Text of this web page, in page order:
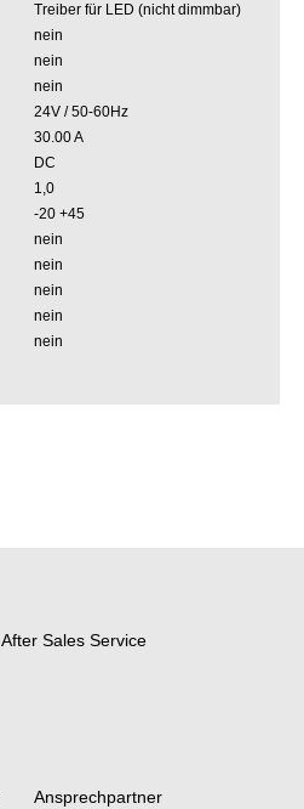
Treiber für LED (nicht dimmbar)
nein
nein
nein
24V / 50-60Hz
30.00 A
DC
1,0
-20 +45
nein
nein
nein
nein
nein
After Sales Service
Ansprechpartner